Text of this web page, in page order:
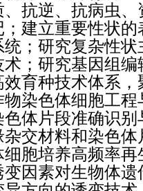
、抗逆、抗病虫
建立重要性状
；研究复杂性
；研究基因组
育种技术体系
物染色体细胞工
体片段准确识
杂交材料和染色
胞培养高频率
变因素对生物体